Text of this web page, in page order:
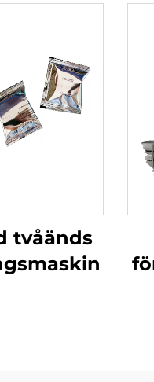
tvåänds